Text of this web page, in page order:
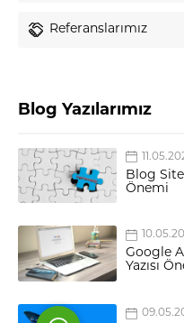
Referanslarımız
Blog Yazılarımız
Blog
Önemi
Google
Yazısı
Cevap